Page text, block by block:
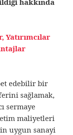
Yatırımcılar
edebilir bir
sağlamak,
sermaye
maliyetleri
uygun sanayi